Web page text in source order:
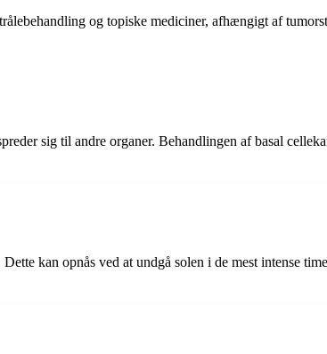
og topiske mediciner, afhængigt af
sig til andre organer. Behandlingen af basal
kan opnås ved at undgå solen i de mest intense